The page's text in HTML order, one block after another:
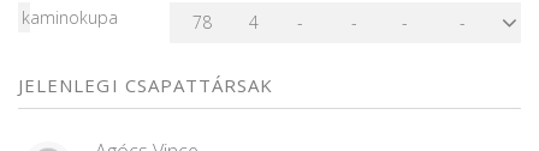
kaminokupa
78 4 - - - -
JELENLEGI CSAPATTÁRSAK